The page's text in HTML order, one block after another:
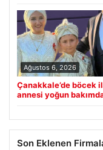
Ağustos 6, 2026
Çanakkale’de böcek
annesi yoğun
Son Eklenen